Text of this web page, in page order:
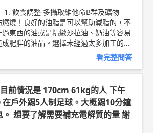
1. 飲食調整 多攝取維他命B群及礦物
燒！良好的油脂是可以幫助減脂的，不
東西的油或是精緻沙拉油、奶油等容易
肥胖的油品。選擇未經過太多加工的自
數都較低，例如全穀食物、綠色蔬菜、
訓練後身體的新陳代謝會比平常來的
不用特別做甚麼運動也可以在日常生活中
於脂肪燃燒是非常有效果的！要讓脂肪可
運動20分鐘才會有效果。 以上純係
診為準。 東元醫院 家庭醫學
看完整問答
前情況是 170cm 61kg的人 下午
戶外踢5人制足球。大概踢10分鐘
想要了解需要補充電解質的量 謝